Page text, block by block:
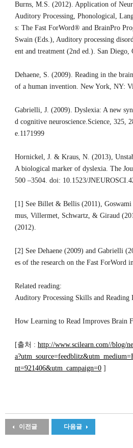
Burns, M.S. (2012). Application of
Auditory Processing, Phonological,
s: The Fast ForWord® and BrainPro
Swain (Eds.), Auditory processing
ent and treatment (2nd ed.). San
Dehaene, S. (2009). Reading in the
of a human invention. New York, NY:
Gabrielli, J. (2009). Dyslexia: A new
d cognitive neuroscience.Science, 325,
e.1171999
Hornickel, J. & Kraus, N. (2013),
A biological marker of dyslexia. The
500 –3504. doi: 10.1523/
[1] See Billet & Bellis (2011), Goswami
mus, Villermet, Schwartz, & Giraud
(2012).
[2] See Dehaene (2009) and Gabrielli
es of the research on the Fast ForWord
Related reading:
Auditory Processing Skills and Reading
How Learning to Read Improves Brain
[출처 : http://www.scilearn.com//blog/
nt=921406&utm_campaign=0 ]
이전글 다음글